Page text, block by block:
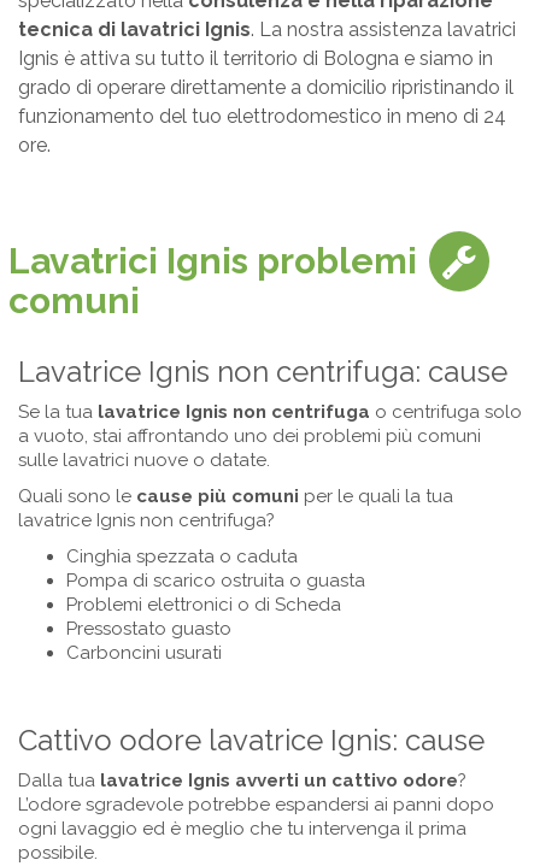
tecnica di lavatrici Ignis. La nostra assistenza lavatrici
Ignis è attiva su tutto il territorio di Bologna e siamo in
grado di operare direttamente a domicilio ripristinando il
funzionamento del tuo elettrodomestico in meno di 24
ore.
Lavatrici Ignis problemi
comuni
Lavatrice Ignis non centrifuga: cause
Se la tua lavatrice Ignis non centrifuga o centrifuga solo
a vuoto, stai affrontando uno dei problemi più comuni
sulle lavatrici nuove o datate.
Quali sono le cause più comuni per le quali la tua
lavatrice Ignis non centrifuga?
Cinghia spezzata o caduta
Pompa di scarico ostruita o guasta
Problemi elettronici o di Scheda
Pressostato guasto
Carboncini usurati
Cattivo odore lavatrice Ignis: cause
Dalla tua lavatrice Ignis avverti un cattivo odore?
L’odore sgradevole potrebbe espandersi ai panni dopo
ogni lavaggio ed è meglio che tu intervenga il prima
possibile.